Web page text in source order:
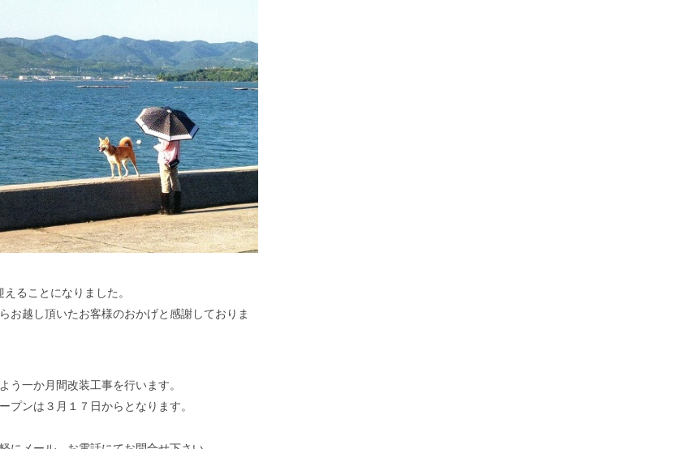
ることになりました。
お越し頂いたお客様のおかげと感謝しておりま
一か月間改装工事を行います。
ンは３月１７日からとなります。